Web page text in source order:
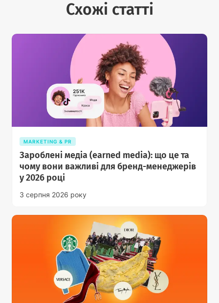
Схожі статті
MARKETING & PR
Зароблені медіа (earned media): що це та
чому вони важливі для бренд-менеджерів
у 2026 році
3 серпня 2026 року